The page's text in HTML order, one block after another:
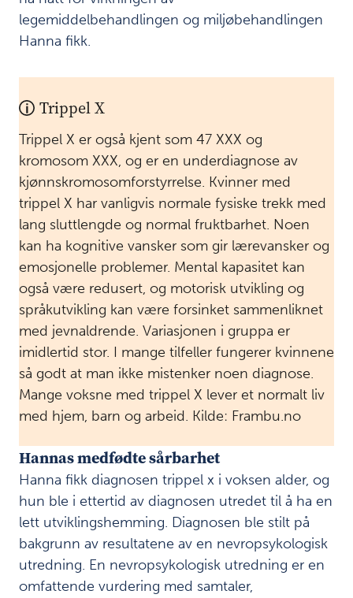
s
å
r
U
o
m
s
u
r
d
r
i
n
g
r
a
v
o
p
f
ø
g
n
e
n
legemiddelbehandlingen og miljøbehandlingen
Hanna fikk.
Trippel X
Trippel X er også kjent som 47 XXX og
kromosom XXX, og er en underdiagnose av
kjønnskromosomforstyrrelse. Kvinner med
trippel X har vanligvis normale fysiske trekk med
lang sluttlengde og normal fruktbarhet. Noen
kan ha kognitive vansker som gir lærevansker og
emosjonelle problemer. Mental kapasitet kan
også være redusert, og motorisk utvikling og
språkutvikling kan være forsinket sammenliknet
med jevnaldrende. Variasjonen i gruppa er
imidlertid stor. I mange tilfeller fungerer kvinnene
så godt at man ikke mistenker noen diagnose.
Mange voksne med trippel X lever et normalt liv
med hjem, barn og arbeid. Kilde: Frambu.no
Hannas medfødte sårbarhet
Hanna fikk diagnosen trippel x i voksen alder, og
hun ble i ettertid av diagnosen utredet til å ha en
lett utviklingshemming. Diagnosen ble stilt på
bakgrunn av resultatene av en nevropsykologisk
utredning. En nevropsykologisk utredning er en
omfattende vurdering med samtaler,